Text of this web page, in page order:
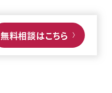
無料相談はこちら 〉